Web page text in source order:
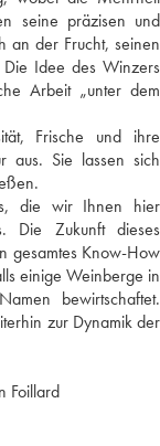
seine präzisen und
an der Frucht, seinen
Idee des Winzers
Arbeit „unter dem
Frische und ihre
aus. Sie lassen sich
die wir Ihnen hier
Die Zukunft dieses
gesamtes Know-How
einige Weinberge in
bewirtschaftet.
zur Dynamik der
Foillard